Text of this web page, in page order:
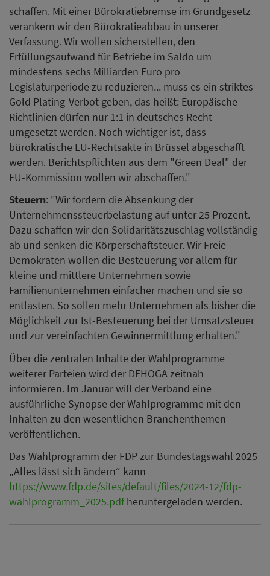
schaffen. Mit einer Bürokratiebremse im Grundgesetz
verankern wir den Bürokratieabbau in unserer
Verfassung. Wir wollen sicherstellen, den
Erfüllungsaufwand für Betriebe im Saldo um
mindestens sechs Milliarden Euro pro
Legislaturperiode zu reduzieren... muss es ein striktes
Gold Plating-Verbot geben, das heißt: Europäische
Richtlinien dürfen nur 1:1 in deutsches Recht
umgesetzt werden. Noch wichtiger ist, dass
bürokratische EU-Rechtsakte in Brüssel abgeschafft
werden. Berichtspflichten aus dem "Green Deal" der
EU-Kommission wollen wir abschaffen."
Steuern: "Wir fordern die Absenkung der
Unternehmenssteuerbelastung auf unter 25 Prozent.
Dazu schaffen wir den Solidaritätszuschlag vollständig
ab und senken die Körperschaftsteuer. Wir Freie
Demokraten wollen die Besteuerung vor allem für
kleine und mittlere Unternehmen sowie
Familienunternehmen einfacher machen und sie so
entlasten. So sollen mehr Unternehmen als bisher die
Möglichkeit zur Ist-Besteuerung bei der Umsatzsteuer
und zur vereinfachten Gewinnermittlung erhalten."
Über die zentralen Inhalte der Wahlprogramme
weiterer Parteien wird der DEHOGA zeitnah
informieren. Im Januar will der Verband eine
ausführliche Synopse der Wahlprogramme mit den
Inhalten zu den wesentlichen Branchenthemen
veröffentlichen.
Das Wahlprogramm der FDP zur Bundestagswahl 2025
„Alles lässt sich ändern“ kann
https://www.fdp.de/sites/default/files/2024-12/fdp-
wahlprogramm_2025.pdfheruntergeladen werden.